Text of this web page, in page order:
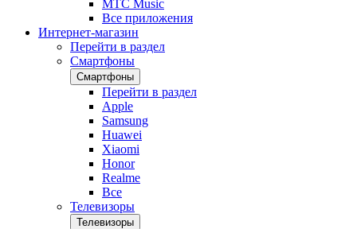
МТС Music
Все приложения
Интернет-магазин
Перейти в раздел
Смартфоны
Смартфоны
Перейти в раздел
Apple
Samsung
Huawei
Xiaomi
Honor
Realme
Все
Телевизоры
Телевизоры